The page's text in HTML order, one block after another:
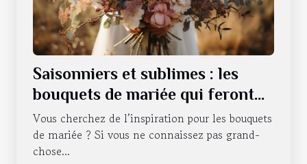
Saisonniers et sublimes : les
bouquets de mariée qui feront
battre votre cœur tout au long
de l'année
Vous cherchez de l’inspiration pour les bouquets
de mariée ? Si vous ne connaissez pas grand-
chose...